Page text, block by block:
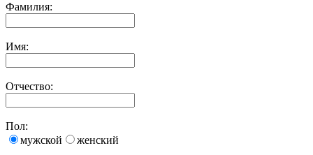
Фамилия:
Имя:
Отчество:
Пол:
мужской
женский